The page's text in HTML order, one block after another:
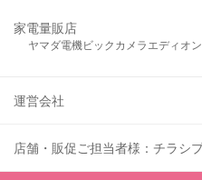
家電量販店
ヤマダ電機ビックカメラ エディオン
運営会社
店舗・販促ご担当者様：チラシ